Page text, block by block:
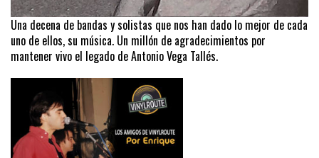
Una decena de bandas y solistas que nos han dado lo mejor de cada
uno de ellos, su música. Un millón de agradecimientos por
mantener vivo el legado de Antonio Vega Tallés.